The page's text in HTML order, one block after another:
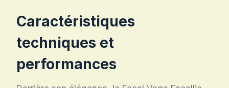
Caractéristiques
techniques et
performances